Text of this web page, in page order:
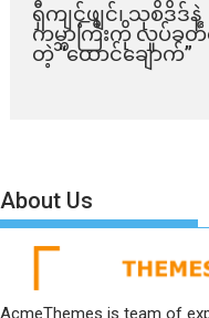
ရှီကျင့်ဖျင်၊ သုစိဒိဒ်နဲ့
ကမ္ဘာကြီးကို လှုပ်ခတ်
တဲ့ “ထောင်ချောက်”
About Us
AcmeThemes is team of